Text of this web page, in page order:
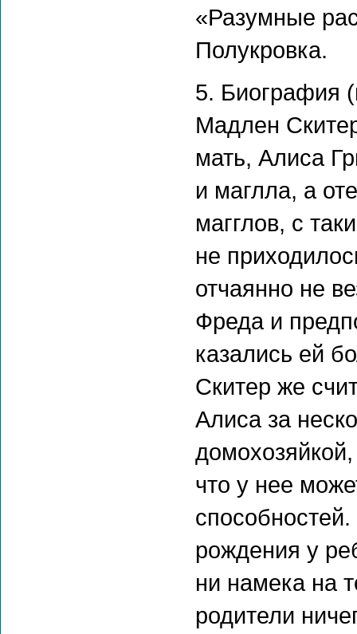
«Разумные
Полукровка.
5. Биография
Мадлен
мать, Алиса
и маглла, а
магглов, с
не
отчаянно не
Фреда и
казались ей
Скитер же
Алиса за
что у нее
рождения у
ни намека на
родители